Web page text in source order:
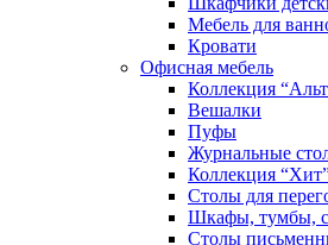
Мебель для
Кровати
Офисная мебель
Коллекция
Вешалки
Пуфы
Журнальные
Коллекция
Столы для
Шкафы, тумбы,
Столы